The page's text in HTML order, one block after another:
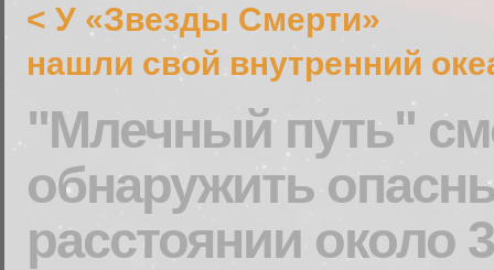
< У «Звезды Смерти»
нашли свой внутренний
"Млечный путь"
обнаружить
расстоянии около